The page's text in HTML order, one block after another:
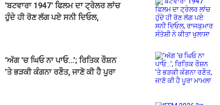
'ਬਟਵਾਰਾ 1947' ਫਿਲਮ ਦਾ ਟ੍ਰੇਲਰ ਲਾਂਚ
ਹੁੰਦੇ ਹੀ ਰੋਣ ਲੱਗ ਪਏ ਸਨੀ ਦਿਓਲ,
'ਅੱਗ 'ਚ ਘਿਓ ਨਾ ਪਾਓ...'; ਰਿਤਿਕ ਰੌਸ਼ਨ
’ਤੇ ਭੜਕੀ ਕੰਗਨਾ ਰਣੌਤ, ਜਾਣੋ ਕੀ ਹੈ ਪੂਰਾ